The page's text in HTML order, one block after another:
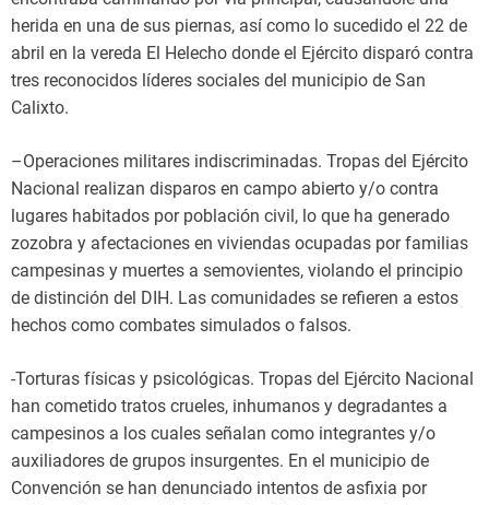
herida en una de sus piernas, así como lo sucedido el 22 de
abril en la vereda El Helecho donde el Ejército disparó contra
tres reconocidos líderes sociales del municipio de San
Calixto.
–Operaciones militares indiscriminadas. Tropas del Ejército
Nacional realizan disparos en campo abierto y/o contra
lugares habitados por población civil, lo que ha generado
zozobra y afectaciones en viviendas ocupadas por familias
campesinas y muertes a semovientes, violando el principio
de distinción del DIH. Las comunidades se refieren a estos
hechos como combates simulados o falsos.
-Torturas físicas y psicológicas. Tropas del Ejército Nacional
han cometido tratos crueles, inhumanos y degradantes a
campesinos a los cuales señalan como integrantes y/o
auxiliadores de grupos insurgentes. En el municipio de
Convención se han denunciado intentos de asfixia por